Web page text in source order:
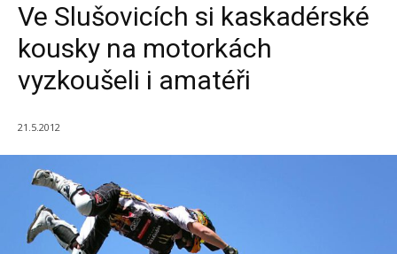
Ve Slušovicích si kaskadérské
kousky na motorkách
vyzkoušeli i amatéři
21.5.2012